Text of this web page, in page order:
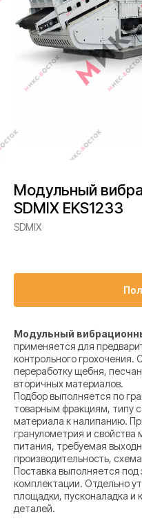
Модульный
SDMIX EKS1233
SDMIX
Модульный
применяется для
контрольного грохочения.
переработку щебня,
вторичных материалов.
Подбор выполняется по
товарным фракциям, типу
материала к налипанию.
гранулометрия и
питания, требуемая
производительность,
Поставка выполняется под
комплектации. Отдельно
площадки, пусконаладка
деталей.